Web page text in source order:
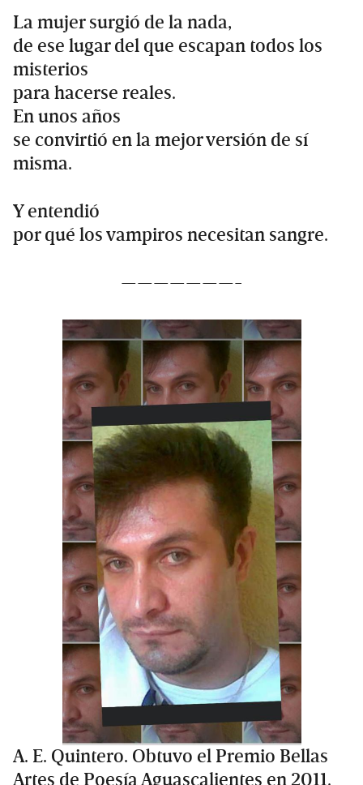
La mujer surgió de la nada,
de ese lugar del que escapan todos los
misterios
para hacerse reales.
En unos años
se convirtió en la mejor versión de sí
misma.
Y entendió
por qué los vampiros necesitan sangre.
———————-
A. E. Quintero. Obtuvo el Premio Bellas
Artes de Poesía Aguascalientes en 2011.